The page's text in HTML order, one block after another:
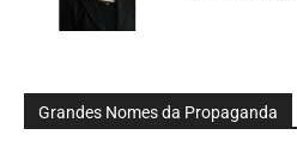
Grandes Nomes da Propaganda